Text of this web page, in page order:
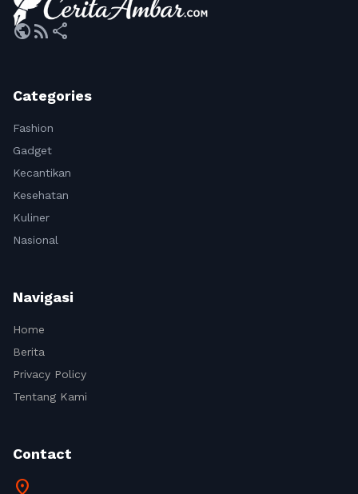
publicrss_feed share
Categories
Fashion
Gadget
Kecantikan
Kesehatan
Kuliner
Nasional
Navigasi
Home
Berita
Privacy Policy
Tentang Kami
Contact
location_on